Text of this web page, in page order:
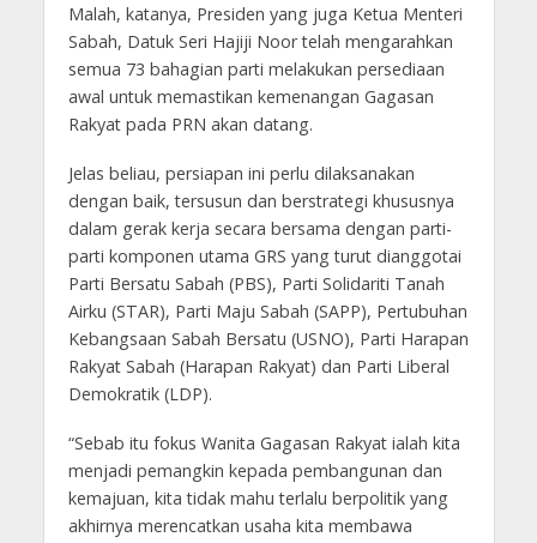
Malah, katanya, Presiden yang juga Ketua Menteri
Sabah, Datuk Seri Hajiji Noor telah mengarahkan
semua 73 bahagian parti melakukan persediaan
awal untuk memastikan kemenangan Gagasan
Rakyat pada PRN akan datang.
Jelas beliau, persiapan ini perlu dilaksanakan
dengan baik, tersusun dan berstrategi khususnya
dalam gerak kerja secara bersama dengan parti-
parti komponen utama GRS yang turut dianggotai
Parti Bersatu Sabah (PBS), Parti Solidariti Tanah
Airku (STAR), Parti Maju Sabah (SAPP), Pertubuhan
Kebangsaan Sabah Bersatu (USNO), Parti Harapan
Rakyat Sabah (Harapan Rakyat) dan Parti Liberal
Demokratik (LDP).
“Sebab itu fokus Wanita Gagasan Rakyat ialah kita
menjadi pemangkin kepada pembangunan dan
kemajuan, kita tidak mahu terlalu berpolitik yang
akhirnya merencatkan usaha kita membawa